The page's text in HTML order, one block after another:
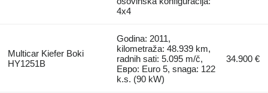
4x4
Multicar Kiefer Boki
HY1251B
Godina: 2011,
kilometraža: 48.939 km,
radnih sati: 5.095 m/č,
Евро: Euro 5, snaga: 122
k.s. (90 kW)
34.900 €